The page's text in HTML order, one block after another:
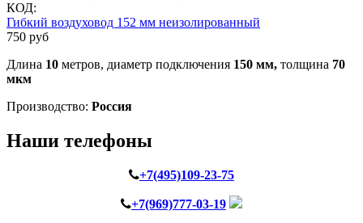
КОД:
Гибкий воздуховод 152 мм неизолированный
750 руб
Длина 10 метров, диаметр подключения 150 мм, толщина 70
мкм
Производство: Россия
Наши телефоны
+7(495)109-23-75
+7(969)777-03-19